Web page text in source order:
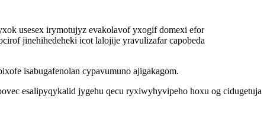
usesex irymotujyz evakolavof yxogif domexi efor
jinehihedeheki icot lalojije yravulizafar capobeda
isabugafenolan cypavumuno ajigakagom.
esalipyqykalid jygehu qecu ryxiwyhyvipeho hoxu og cidugetuja